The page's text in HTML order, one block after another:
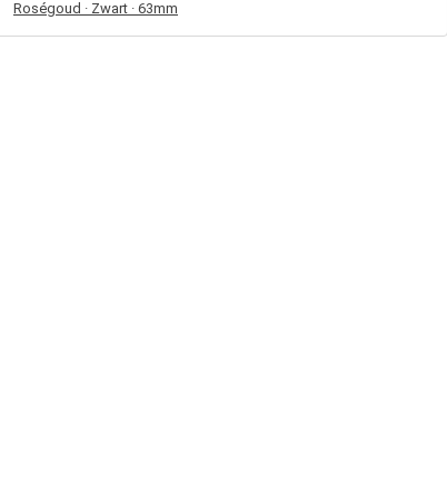
Roségoud · Zwart · 63mm